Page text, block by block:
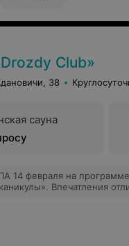
Club»
38
сауна
14 февраля на
Впечатления
Вежливый и
Ольга). Хамам ,
противотока,
и досмотренное.